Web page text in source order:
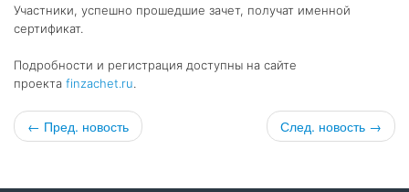
Участники, успешно прошедшие зачет, получат именной
сертификат.
Подробности и регистрация доступны на сайте
проекта finzachet.ru.
← Пред. новость След. новость →